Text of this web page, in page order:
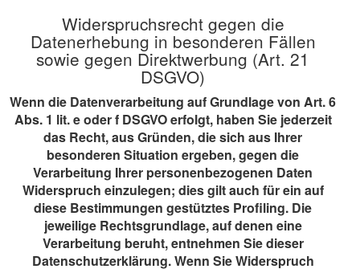
Widerspruchsrecht gegen die
Datenerhebung in besonderen Fällen
sowie gegen Direktwerbung (Art. 21
DSGVO)
Wenn die Datenverarbeitung auf Grundlage von Art. 6
Abs. 1 lit. e oder f DSGVO erfolgt, haben Sie jederzeit
das Recht, aus Gründen, die sich aus Ihrer
besonderen Situation ergeben, gegen die
Verarbeitung Ihrer personenbezogenen Daten
Widerspruch einzulegen; dies gilt auch für ein auf
diese Bestimmungen gestütztes Profiling. Die
jeweilige Rechtsgrundlage, auf denen eine
Verarbeitung beruht, entnehmen Sie dieser
Datenschutzerklärung. Wenn Sie Widerspruch